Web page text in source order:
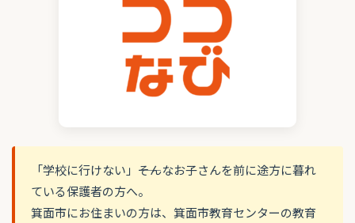
「学校に行けない」――そんなお子さんを前に途方に暮れ
ている保護者の方へ。
箕面市にお住まいの方は、箕面市教育センターの教育